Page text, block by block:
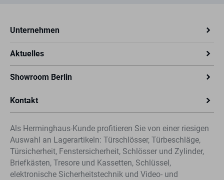
Unternehmen
Aktuelles
Showroom Berlin
Kontakt
Als Herminghaus-Kunde profitieren Sie von einer riesigen
Auswahl an Lagerartikeln: Türschlösser, Türbeschläge,
Türsicherheit, Fenstersicherheit, Schlösser und Zylinder,
Briefkästen, Tresore und Kassetten, Schlüssel,
elektronische Sicherheitstechnik und Video- und